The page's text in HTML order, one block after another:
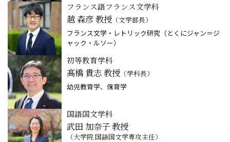
フランス語フランス文学科
越 森彦 教授 （文学部長）
フランス文学・レトリック研究（とくにジャン＝ジ
ャック・ルソー）
初等教育学科
髙橋 貴志 教授 （学科長）
幼児教育学、保育学
国語国文学科
武田 加奈子 教授
（大学院 国語国文学専攻主任）